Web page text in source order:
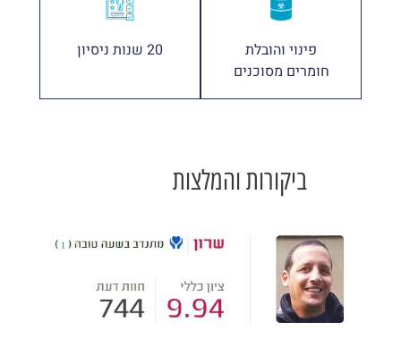
פינוי והובלת
חומרים מסוכנים
20 שנות ניסיון
ביקורות והמלצות